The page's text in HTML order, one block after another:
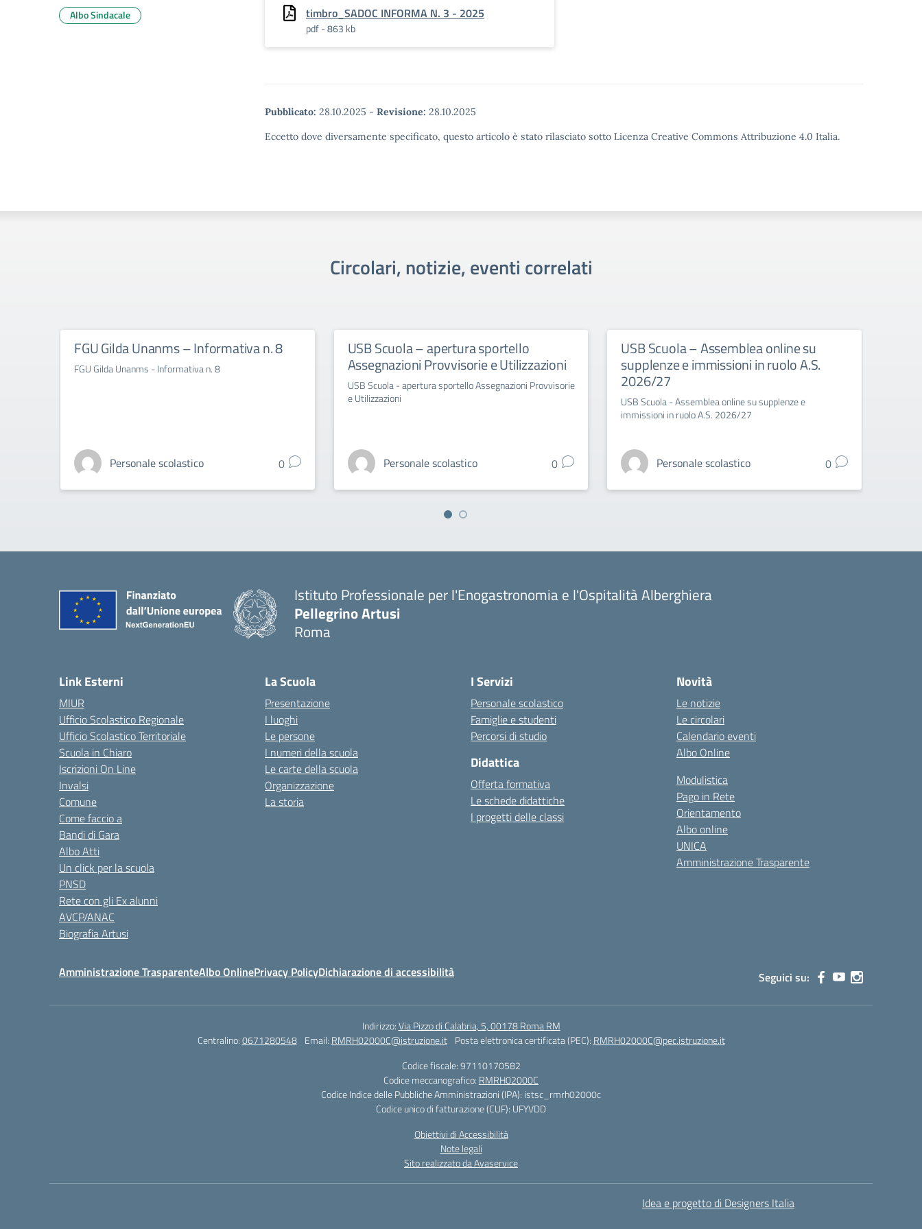
timbro_SADOC INFORMA N. 3 - 2025
pdf - 863 kb
Pubblicato: 28.10.2025 - Revisione: 28.10.2025
Eccetto dove diversamente specificato, questo articolo è stato rilasciato sotto Licenza Creative Commons Attribuzione 4.0 Italia.
Albo Sindacale
Circolari, notizie, eventi correlati
FGU Gilda Unanms – Informativa n. 8
FGU Gilda Unanms - Informativa n. 8
Personale scolastico 0
USB Scuola – apertura sportello
Assegnazioni Provvisorie e Utilizzazioni
USB Scuola - apertura sportello Assegnazioni Provvisorie
e Utilizzazioni
Personale scolastico 0
USB Scuola – Assemblea online su
supplenze e immissioni in ruolo A.S.
2026/27
USB Scuola - Assemblea online su supplenze e
immissioni in ruolo A.S. 2026/27
Personale scolastico 0
Istituto Professionale per l'Enogastronomia e l'Ospitalità Alberghiera
Pellegrino Artusi
Roma
Link Esterni
MIUR
Ufficio Scolastico Regionale
Ufficio Scolastico Territoriale
Scuola in Chiaro
Iscrizioni On Line
Invalsi
Comune
Come faccio a
Bandi di Gara
Albo Atti
Un click per la scuola
PNSD
Rete con gli Ex alunni
AVCP/ANAC
Biografia Artusi
La Scuola
Presentazione
I luoghi
Le persone
I numeri della scuola
Le carte della scuola
Organizzazione
La storia
I Servizi
Personale scolastico
Famiglie e studenti
Percorsi di studio
Didattica
Offerta formativa
Le schede didattiche
I progetti delle classi
Novità
Le notizie
Le circolari
Calendario eventi
Albo Online
Modulistica
Pago in Rete
Orientamento
Albo online
UNICA
Amministrazione Trasparente
Amministrazione TrasparenteAlbo OnlinePrivacy PolicyDichiarazione di accessibilità Seguici su:
Indirizzo:Via Pizzo di Calabria, 5, 00178 Roma RM
Centralino:0671280548 Email: RMRH02000C@istruzione.it Posta elettronica certificata (PEC): RMRH02000C@pec.istruzione.it
Codice fiscale: 97110170582
Codice meccanografico: RMRH02000C
Codice Indice delle Pubbliche Amministrazioni (IPA): istsc_rmrh02000c
Codice unico di fatturazione (CUF): UFYVDD
Obiettivi di Accessibilità
Note legali
Sito realizzato da Avaservice
Idea e progetto di Designers Italia